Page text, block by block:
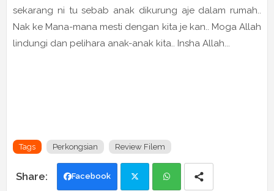
sekarang ni tu sebab anak dikurung aje dalam rumah..
Nak ke Mana-mana mesti dengan kita je kan.. Moga Allah
lindungi dan pelihara anak-anak kita.. Insha Allah...
Tags Perkongsian Review Filem
Facebook